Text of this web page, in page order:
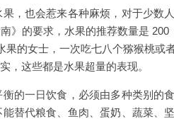
，也会惹来各种麻烦，对于少数
》的要求，水果的推荐数量是
的女士，一次吃七八个猕猴桃或
这些都是水果超量的表现。
的一日饮食，必须由多种类别的
替代粮食、鱼肉、蛋奶、蔬菜、